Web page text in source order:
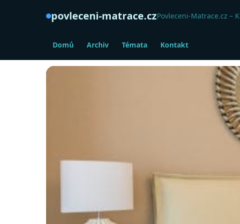
povleceni-matrace.czPovleceni-Matrace.cz –
Domů Archiv Témata Kontakt